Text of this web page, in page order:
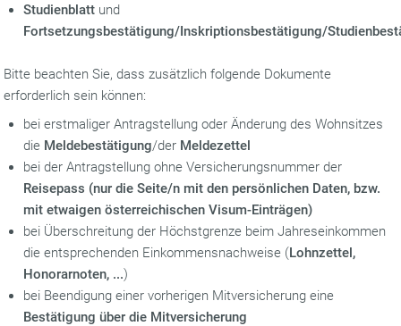
Studienblatt und
Fortsetzungsbestätigung/Inskriptionsbestätigung/
Bitte beachten Sie, dass zusätzlich folgende Dokumente
erforderlich sein können:
bei erstmaliger Antragstellung oder Änderung des Wohnsitzes
die Meldebestätigung/der Meldezettel
bei der Antragstellung ohne Versicherungsnummer der
Reisepass (nur die Seite/n mit den persönlichen Daten, bzw.
mit etwaigen österreichischen Visum-Einträgen)
bei Überschreitung der Höchstgrenze beim Jahreseinkommen
die entsprechenden Einkommensnachweise (Lohnzettel,
Honorarnoten, ...)
bei Beendigung einer vorherigen Mitversicherung eine
Bestätigung über die Mitversicherung